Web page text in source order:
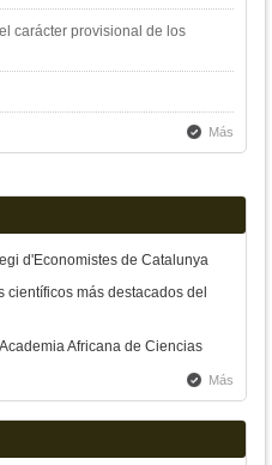
carácter provisional de los
Más
d'Economistes de Catalunya
científicos más destacados del
Africana de Ciencias
Más